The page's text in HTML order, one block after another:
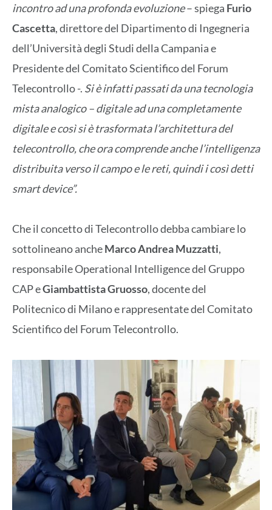
incontro ad una profonda evoluzione– spiega Furio
Cascetta, direttore del Dipartimento di Ingegneria
dell’Università degli Studi della Campania e
Presidente del Comitato Scientifico del Forum
Telecontrollo -. Si è infatti passati da una tecnologia
mista analogico – digitale ad una completamente
digitale e così si è trasformata l’architettura del
telecontrollo, che ora comprende anche l’intelligenza
distribuita verso il campo e le reti, quindi i così detti
smart device”.
Che il concetto di Telecontrollo debba cambiare lo
sottolineano ancheMarco AndreaMuzzatti,
responsabile Operational Intelligence del Gruppo
CAP eGiambattista Gruosso, docente del
Politecnico di Milano e rappresentate del Comitato
Scientifico del Forum Telecontrollo.